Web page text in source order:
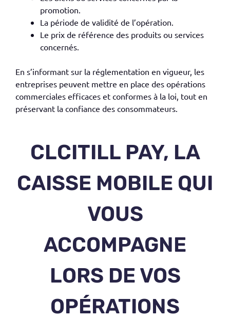
promotion.
La période de validité de l’opération.
Le prix de référence des produits ou services
concernés.
En s’informant sur la réglementation en vigueur, les
entreprises peuvent mettre en place des opérations
commerciales efficaces et conformes à la loi, tout en
préservant la confiance des consommateurs.
CLCITILL PAY, LA
CAISSE MOBILE QUI
VOUS
ACCOMPAGNE
LORS DE VOS
OPÉRATIONS